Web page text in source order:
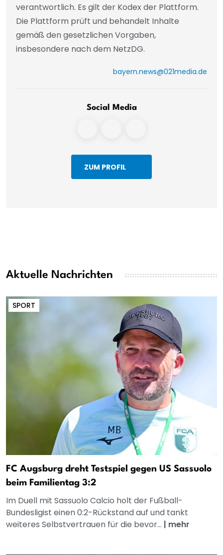
verantwortlich. Es gilt der Kodex der Plattform.
Die Plattform prüft und behandelt Inhalte
gemäß den gesetzlichen Vorgaben,
insbesondere nach dem NetzDG.
bayern.news@021media.de
Social Media
ZUM PROFIL
Aktuelle Nachrichten
SPORT
FC Augsburg dreht Testspiel gegen US Sassuolo
beim Familientag 3:2
Im Duell mit Sassuolo Calcio holt der Fußball-
Bundesligist einen 0:2-Rückstand auf und tankt
weiteres Selbstvertrauen für die bevor... | mehr